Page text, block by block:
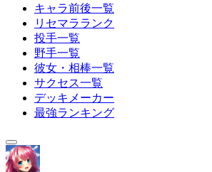
キャラ前後一覧
リセマラランク
投手一覧
野手一覧
彼女・相棒一覧
サクセス一覧
デッキメーカー
最強ランキング